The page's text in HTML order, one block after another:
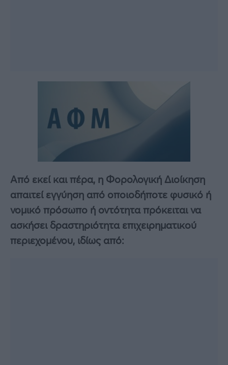
Από εκεί και πέρα, η Φορολογική Διοίκηση
απαιτεί εγγύηση από οποιοδήποτε φυσικό ή
νομικό πρόσωπο ή οντότητα πρόκειται να
ασκήσει δραστηριότητα επιχειρηματικού
περιεχομένου, ιδίως από: